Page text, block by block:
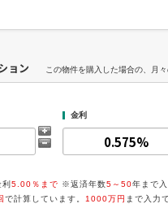
ョン この物件を購入した場合の、月
金利
5.00％まで ※返済年数5～50年まで
で計算しています。 1000万円 まで入力